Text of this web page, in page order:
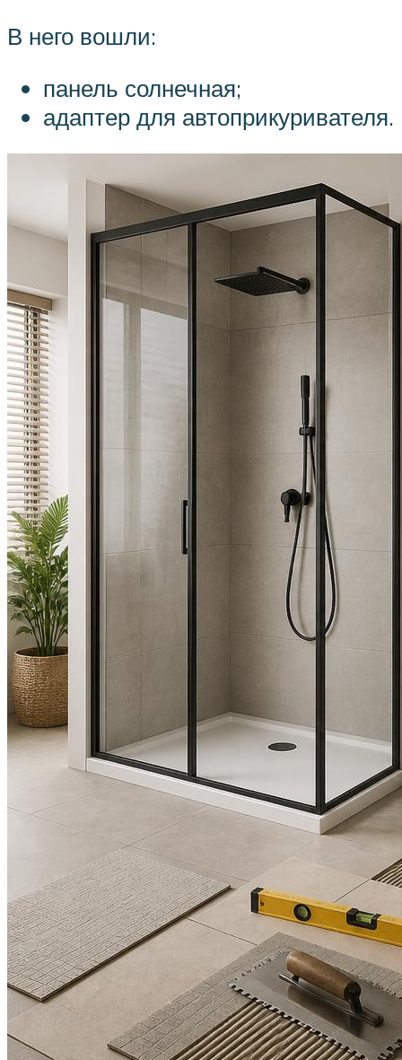
В него вошли:
панель солнечная;
адаптер для автоприкуривателя.